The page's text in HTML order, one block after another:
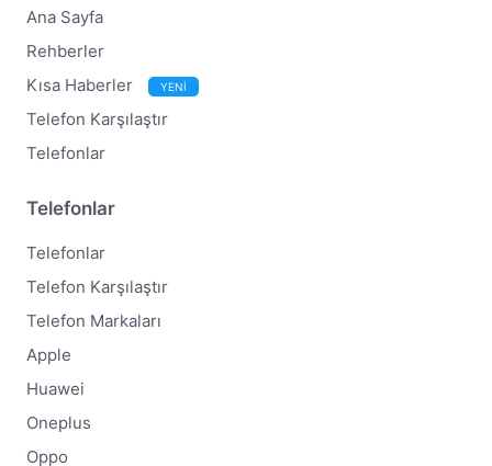
Ana Sayfa
Rehberler
Kısa Haberler
YENİ
Telefon Karşılaştır
Telefonlar
Telefonlar
Telefonlar
Telefon Karşılaştır
Telefon Markaları
Apple
Huawei
Oneplus
Oppo